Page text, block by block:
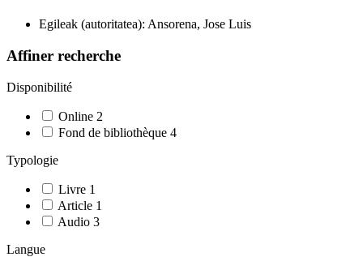
Egileak (autoritatea): Ansorena, Jose Luis
Affiner recherche
Disponibilité
Online 2
Fond de bibliothèque 4
Typologie
Livre 1
Article 1
Audio 3
Langue